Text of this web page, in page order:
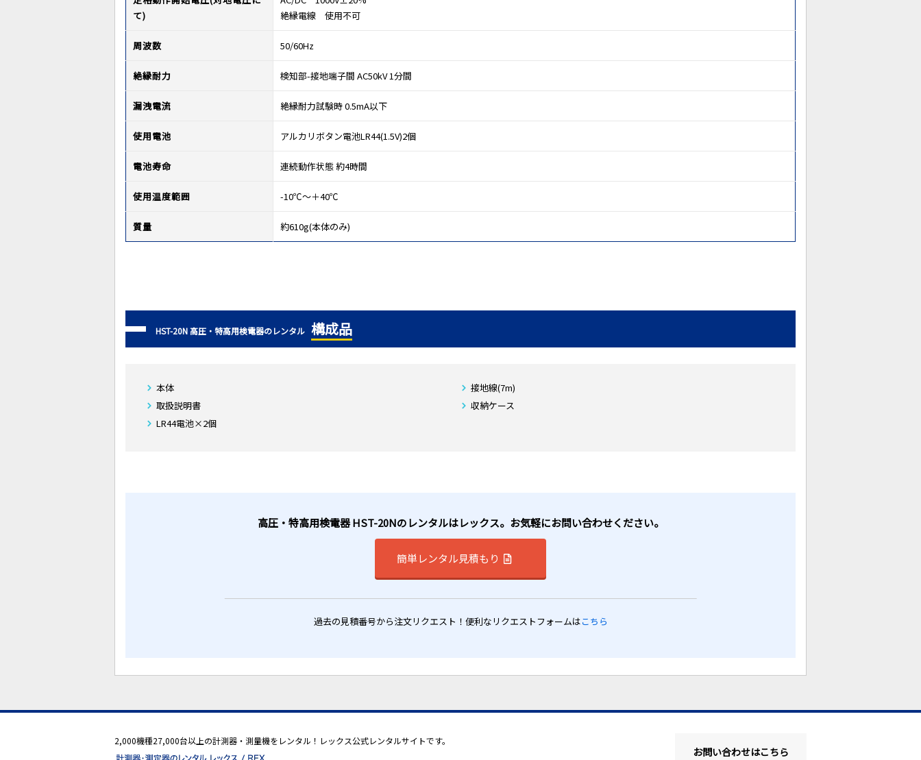
て)
絶縁電線 使用不可
周波数 50/60Hz
絶縁耐力 検知部-接地端子間 AC50kV 1分間
漏洩電流 絶縁耐力試験時 0.5mA以下
使用電池 アルカリボタン電池LR44(1.5V)2個
電池寿命 連続動作状態 約4時間
使用温度範囲 -10℃～＋40℃
質量 約610g(本体のみ)
HST-20N 高圧・特高用検電器のレンタル 構成品
本体
接地線(7m)
取扱説明書
収納ケース
LR44電池×2個
高圧・特高用検電器 HST-20Nのレンタルはレックス。お気軽にお問い合わせください。
簡単レンタル見積もり
過去の見積番号から注文リクエスト！便利なリクエストフォームはこちら
2,000機種27,000台以上の計測器・測量機をレンタル！レックス公式レンタルサイトです。
お問い合わせはこちら